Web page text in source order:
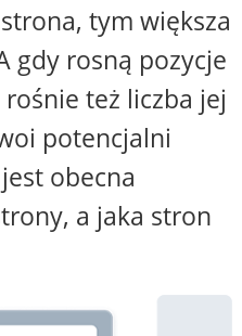
tym większa
gdy rosną pozycje
też liczba jej
potencjalni
obecna
a jaka stron